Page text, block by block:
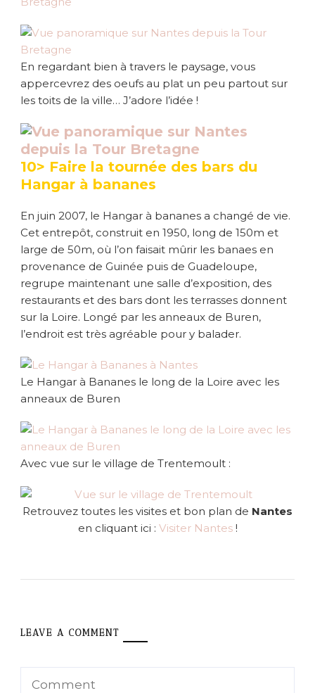
En regardant bien à travers le paysage, vous
appercevrez des oeufs au plat un peu partout sur
les toits de la ville… J’adore l’idée !
10> Faire la tournée des bars du
Hangar à bananes
En juin 2007, le Hangar à bananes a changé de vie.
Cet entrepôt, construit en 1950, long de 150m et
large de 50m, où l’on faisait mûrir les banaes en
provenance de Guinée puis de Guadeloupe,
regrupe maintenant une salle d’exposition, des
restaurants et des bars dont les terrasses donnent
sur la Loire. Longé par les anneaux de Buren,
l’endroit est très agréable pour y balader.
Le Hangar à Bananes le long de la Loire avec les
anneaux de Buren
Avec vue sur le village de Trentemoult :
Retrouvez toutes les visites et bon plan de Nantes
en cliquant ici : Visiter Nantes!
LEAVE A COMMENT